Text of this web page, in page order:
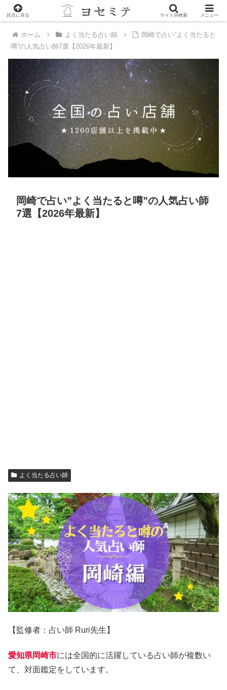
PR
ホーム よく当たる占い師
岡崎で占い”よく当たると
噂”の人気占い師7選【2026年最新】
岡崎で占い”よく当たると噂”の人気占い師
7選【2026年最新】
よく当たる占い師
【監修者：占い師 Ruri先生】
愛知県岡崎市には全国的に活躍している占い師が複数い
て、対面鑑定をしています。
目次に戻る サイト内検索 メニュー